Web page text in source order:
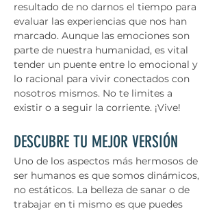
resultado de no darnos el tiempo para
evaluar las experiencias que nos han
marcado. Aunque las emociones son
parte de nuestra humanidad, es vital
tender un puente entre lo emocional y
lo racional para vivir conectados con
nosotros mismos. No te limites a
existir o a seguir la corriente. ¡Vive!
DESCUBRE TU MEJOR VERSIÓN
Uno de los aspectos más hermosos de
ser humanos es que somos dinámicos,
no estáticos. La belleza de sanar o de
trabajar en ti mismo es que puedes